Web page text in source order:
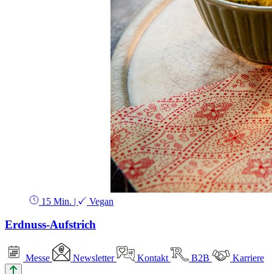
15 Min. | Vegan
Erdnuss-Aufstrich
Messe Newsletter Kontakt B2B Karriere